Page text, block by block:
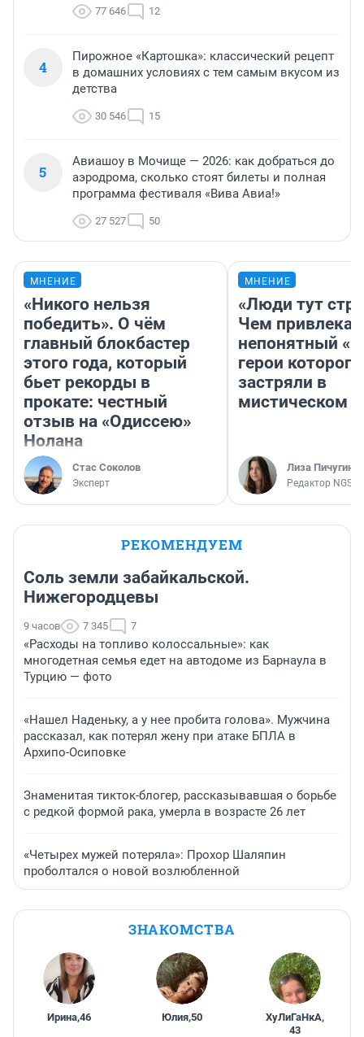
77 646 12
4
Пирожное «Картошка»: классический рецепт
в домашних условиях с тем самым вкусом из
детства
30 546 15
5
Авиашоу в Мочище — 2026: как добраться до
аэродрома, сколько стоят билеты и полная
программа фестиваля «Вива Авиа!»
27 527 50
МНЕНИЕ
«Никого нельзя
победить». О чём
главный блокбастер
этого года, который
бьет рекорды в
прокате: честный
отзыв на «Одиссею»
Нолана
Стас Соколов
Эксперт
МНЕНИЕ
«Люди тут
Чем
непонятный
герои которого
застряли в
мистическом
Лиза Пичугина
Редактор
РЕКОМЕНДУЕМ
Соль земли забайкальской.
Нижегородцевы
9 часов 7 345 7
«Расходы на топливо колоссальные»: как
многодетная семья едет на автодоме из Барнаула в
Турцию — фото
«Нашел Наденьку, а у нее пробита голова». Мужчина
рассказал, как потерял жену при атаке БПЛА в
Архипо-Осиповке
Знаменитая тикток-блогер, рассказывавшая о борьбе
с редкой формой рака, умерла в возрасте 26 лет
«Четырех мужей потеряла»: Прохор Шаляпин
проболтался о новой возлюбленной
ЗНАКОМСТВА
Ирина,46 Юлия,50 ХуЛиГаНкА,
43